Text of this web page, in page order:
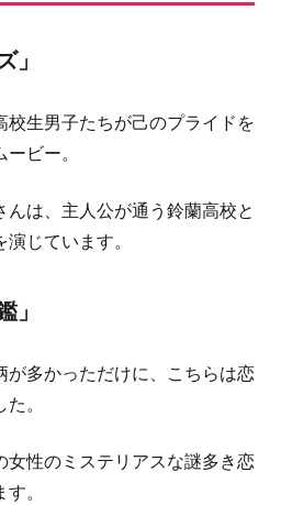
」
校生男子たちが己のプライドを
ビー。
んは、主人公が通う鈴蘭高校と
じています。
」
が多かっただけに、こちらは恋
。
女性のミステリアスな謎多き恋
。